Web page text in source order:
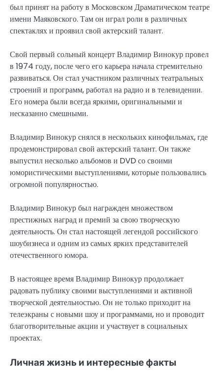
был принят на работу в Московском Драматическом театре
имени Маяковского. Там он играл роли в различных
спектаклях и проявил свой актерский талант.
Свой первый сольный концерт Владимир Винокур провел
в 1974 году, после чего его карьера начала стремительно
развиваться. Он стал участником различных театральных
строений и программ, работал на радио и в телевидении.
Его номера были всегда яркими, оригинальными и
несказанно смешными.
Владимир Винокур снялся в нескольких кинофильмах, где
продемонстрировал свой актерский талант. Он также
выпустил несколько альбомов и DVD со своими
юмористическими выступлениями, которые пользовались
огромной популярностью.
Владимир Винокур был награжден множеством
престижных наград и премий за свою творческую
деятельность. Он стал настоящей легендой российского
шоубизнеса и одним из самых ярких представителей
отечественного юмора.
В настоящее время Владимир Винокур продолжает
радовать публику своими выступлениями и активной
творческой деятельностью. Он не только приходит на
телеэкраны с новыми шоу и программами, но и проводит
благотворительные акции и участвует в социальных
проектах.
Личная жизнь и интересные факты